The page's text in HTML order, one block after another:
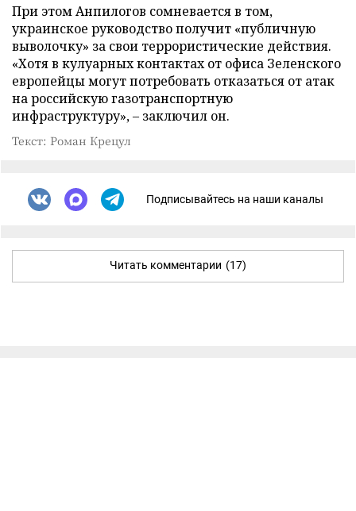
При этом Анпилогов сомневается в том,
украинское руководство получит «публичную
выволочку» за свои террористические действия.
«Хотя в кулуарных контактах от офиса Зеленского
европейцы могут потребовать отказаться от атак
на российскую газотранспортную
инфраструктуру», – заключил он.
Текст: Роман Крецул
Подписывайтесь на наши каналы
Читать комментарии (17)